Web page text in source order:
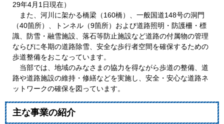
29年4月1日現在）
また、河川に架かる橋梁（160橋）、一般国道148号の洞門
（40箇所）、トンネル（9箇所）および道路照明・防護柵・標
識、防雪・融雪施設、落石等防止施設など道路の付属物の管理
ならびに冬期の道路除雪、安全な歩行者空間を確保するための
歩道整備をおこなっています。
当部では、地域のみなさまの協力を得ながら歩道の整備、道
路や道路施設の維持・修繕などを実施し、安全・安心な道路ネ
ットワークの確保を図っています。
主な事業の紹介